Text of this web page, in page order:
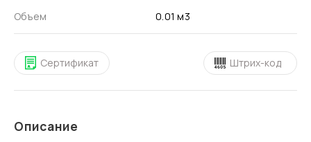
Объем
0.01 м3
Сертификат Штрих-код
Описание